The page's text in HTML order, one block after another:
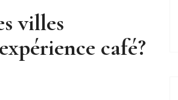
villes
café?